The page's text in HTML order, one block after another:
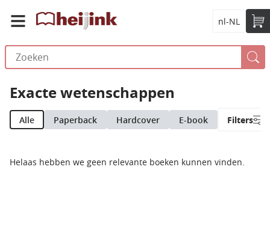
nl-NL
Exacte wetenschappen
Alle Paperback Hardcover E-book Filters
Helaas hebben we geen relevante boeken kunnen vinden.